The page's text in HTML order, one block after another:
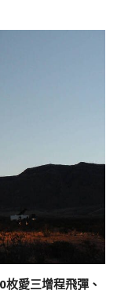
愛三增程飛彈、